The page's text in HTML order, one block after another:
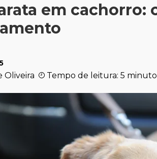
em cachorro:
Oliveira Tempo de leitura: 5